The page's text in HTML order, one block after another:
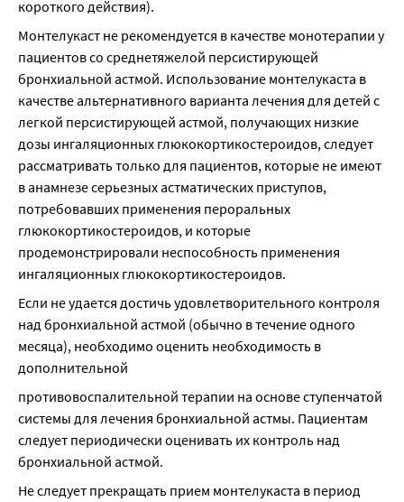
короткого действия).
Монтелукаст не рекомендуется в качестве монотерапии у
пациентов со среднетяжелой персистирующей
бронхиальной астмой. Использование монтелукаста в
качестве альтернативного варианта лечения для детей с
легкой персистирующей астмой, получающих низкие
дозы ингаляционных глюкокортикостероидов, следует
рассматривать только для пациентов, которые не имеют
в анамнезе серьезных астматических приступов,
потребовавших применения пероральных
глюкокортикостероидов, и которые
продемонстрировали неспособность применения
ингаляционных глюкокортикостероидов.
Если не удается достичь удовлетворительного контроля
над бронхиальной астмой (обычно в течение одного
месяца), необходимо оценить необходимость в
дополнительной
противовоспалительной терапии на основе ступенчатой
системы для лечения бронхиальной астмы. Пациентам
следует периодически оценивать их контроль над
бронхиальной астмой.
Не следует прекращать прием монтелукаста в период